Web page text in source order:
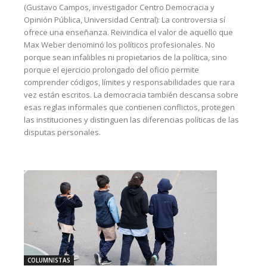
(Gustavo Campos, investigador Centro Democracia y
Opinión Pública, Universidad Central): La controversia sí
ofrece una enseñanza. Reivindica el valor de aquello que
Max Weber denominó los políticos profesionales. No
porque sean infalibles ni propietarios de la política, sino
porque el ejercicio prolongado del oficio permite
comprender códigos, límites y responsabilidades que rara
vez están escritos. La democracia también descansa sobre
esas reglas informales que contienen conflictos, protegen
las instituciones y distinguen las diferencias políticas de las
disputas personales.
COLUMNISTAS